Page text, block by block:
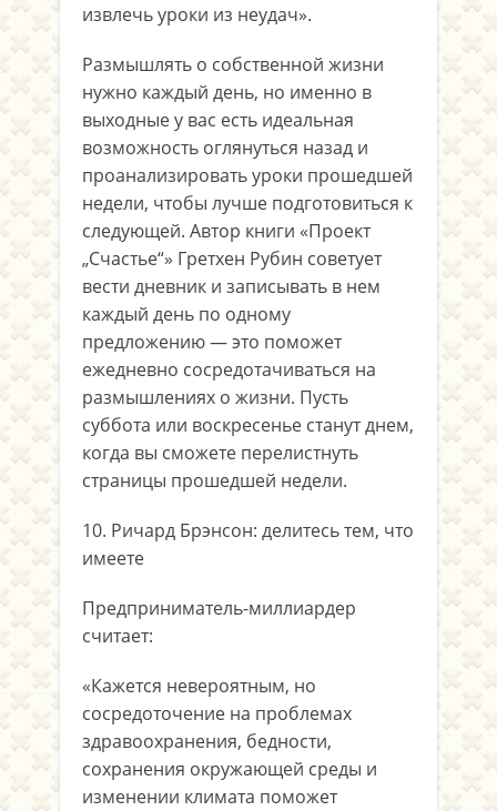
извлечь уроки из неудач».
Размышлять о собственной жизни
нужно каждый день, но именно в
выходные у вас есть идеальная
возможность оглянуться назад и
проанализировать уроки прошедшей
недели, чтобы лучше подготовиться к
следующей. Автор книги «Проект
„Счастье“» Гретхен Рубин советует
вести дневник и записывать в нем
каждый день по одному
предложению — это поможет
ежедневно сосредотачиваться на
размышлениях о жизни. Пусть
суббота или воскресенье станут днем,
когда вы сможете перелистнуть
страницы прошедшей недели.
10. Ричард Брэнсон: делитесь тем, что
имеете
Предприниматель-миллиардер
считает:
«Кажется невероятным, но
сосредоточение на проблемах
здравоохранения, бедности,
сохранения окружающей среды и
изменении климата поможет